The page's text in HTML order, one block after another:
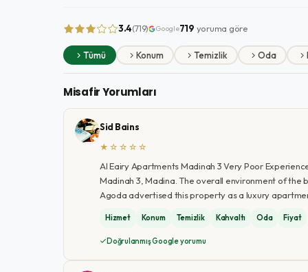
3.4(719) Google719 yoruma göre
Tümü Konum Temizlik Oda
Misafir Yorumları
Sid Bains
★☆☆☆☆
Al Eairy Apartments Madinah 3 Very Poor
Madinah 3, Madina. The overall environment of
Agoda advertised this property as a luxury
Hizmet Konum Temizlik Kahvaltı Oda Fiyat
Doğrulanmış Google yorumu